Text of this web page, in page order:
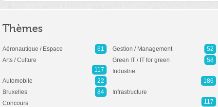
Thèmes
Aéronautique / Espace
61
Arts / Culture
117
Automobile
22
Bruxelles
84
Concours
Gestion / Management
52
Green IT / IT for green
58
Industrie
186
Infrastructure
117